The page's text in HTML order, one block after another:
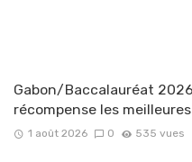
Gabon/Baccalauréat
récompense les
1 août 2026 0 535 vues